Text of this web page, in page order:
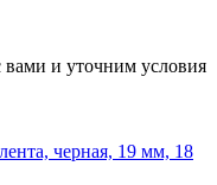
и уточним условия